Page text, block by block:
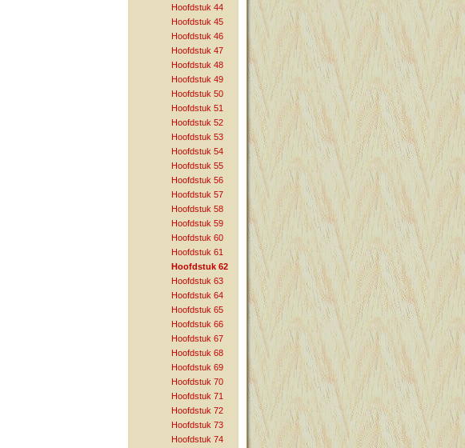
Hoofdstuk 44
Hoofdstuk 45
Hoofdstuk 46
Hoofdstuk 47
Hoofdstuk 48
Hoofdstuk 49
Hoofdstuk 50
Hoofdstuk 51
Hoofdstuk 52
Hoofdstuk 53
Hoofdstuk 54
Hoofdstuk 55
Hoofdstuk 56
Hoofdstuk 57
Hoofdstuk 58
Hoofdstuk 59
Hoofdstuk 60
Hoofdstuk 61
Hoofdstuk 62
Hoofdstuk 63
Hoofdstuk 64
Hoofdstuk 65
Hoofdstuk 66
Hoofdstuk 67
Hoofdstuk 68
Hoofdstuk 69
Hoofdstuk 70
Hoofdstuk 71
Hoofdstuk 72
Hoofdstuk 73
Hoofdstuk 74